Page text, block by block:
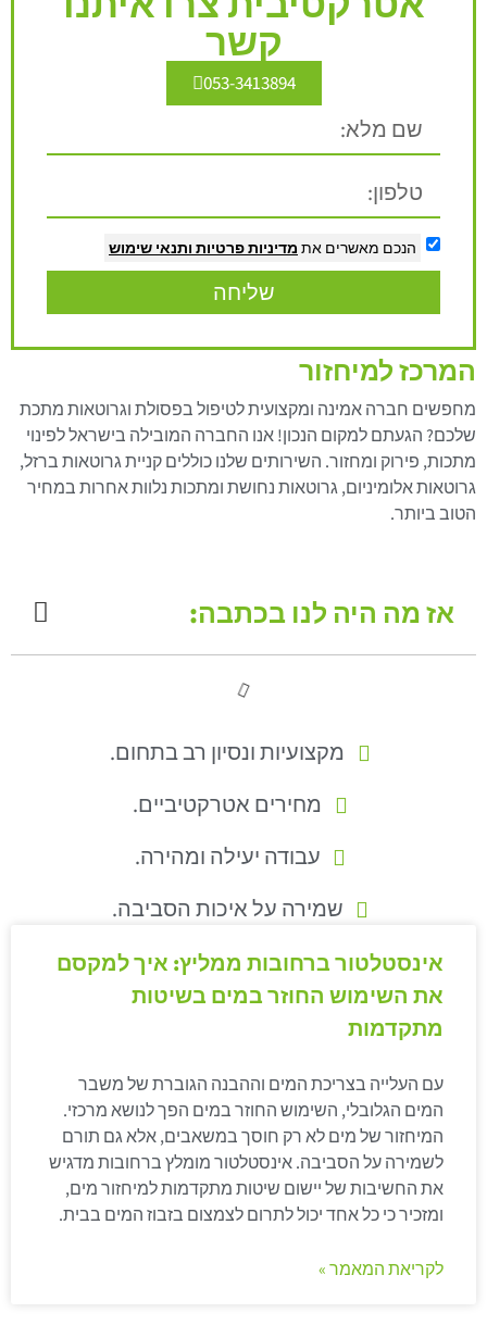
קשר
053-3413894
הנכם מאשרים את מדיניות פרטיות ותנאי שימוש
שליחה
המרכז למיחזור
מחפשים חברה אמינה ומקצועית לטיפול בפסולת וגרוטאות מתכת
שלכם? הגעתם למקום הנכון! אנו החברה המובילה בישראל לפינוי
מתכות, פירוק ומחזור. השירותים שלנו כוללים קניית גרוטאות ברזל,
גרוטאות אלומיניום, גרוטאות נחושת ומתכות נלוות אחרות במחיר
הטוב ביותר.
אז מה היה לנו בכתבה:
מקצועיות ונסיון רב בתחום.
מחירים אטרקטיביים.
עבודה יעילה ומהירה.
שמירה על איכות הסביבה.
אינסטלטור ברחובות ממליץ: איך למקסם
את השימוש החוזר במים בשיטות
מתקדמות
עם העלייה בצריכת המים וההבנה הגוברת של משבר
המים הגלובלי, השימוש החוזר במים הפך לנושא מרכזי.
המיחזור של מים לא רק חוסך במשאבים, אלא גם תורם
לשמירה על הסביבה. אינסטלטור מומלץ ברחובות מדגיש
את החשיבות של יישום שיטות מתקדמות למיחזור מים,
ומזכיר כי כל אחד יכול לתרום לצמצום בזבוז המים בבית.
לקריאת המאמר »